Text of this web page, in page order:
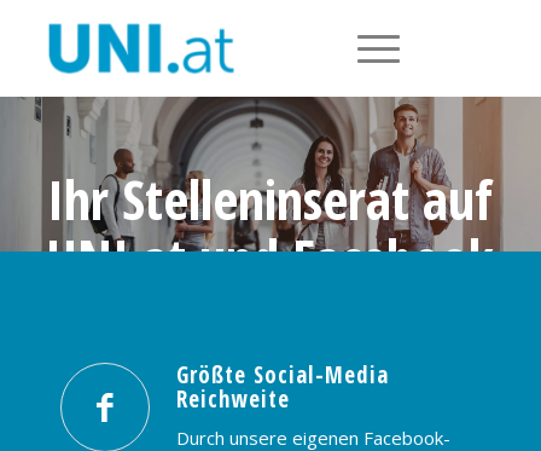
Ihr Stelleninserat auf
UNI.at und Facebook
PREISE & BUCHUNG KONTAKT
Größte Social-Media
Reichweite
Durch unsere eigenen Facebook-